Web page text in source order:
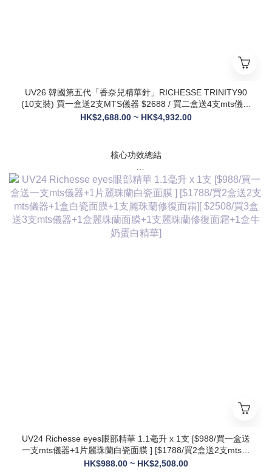
UV26 韓國第五代「香奈兒精華針」RICHESSE TRINITY90
(10支裝) 買一盒送2支MTS儀器 $2688 / 買二盒送4支mts儀器
+1盒麗珠蘭面膜+1支麗珠蘭修復面霜 $3288
HK$2,688.00 ~ HK$4,932.00
核心功效總結
✅ 膠原新生：促進膠原蛋白合成，改善皮膚自然代謝，淡化皺
紋、緊致輪廓
✅ 修護煥膚：改善痤瘡疤痕、色素沈著，修復受損肌膚屏障
✅ 營養供給：為皮膚提供全方位營養，增強彈性與光澤感
✅ 水潤亮白：深層補水鎖水，提亮膚色，讓肌膚通透飽滿
✅ 抗衰維穩：調節皮膚狀態，改善敏感與暗沈，維持健康年輕
UV24 Richesse eyes眼部精華 1.1毫升 x 1支 [$988/買一盒送
一支mts儀器+1片麗珠蘭白瓷面膜 ] [$1788/買2盒送2支mts儀
器+1盒白瓷面膜+1支麗珠蘭修復面霜][ $2508/買3盒送3支mts
HK$988.00 ~ HK$2,508.00